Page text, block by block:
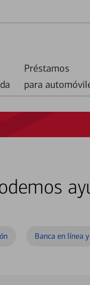
Préstamos
para
Banca en línea